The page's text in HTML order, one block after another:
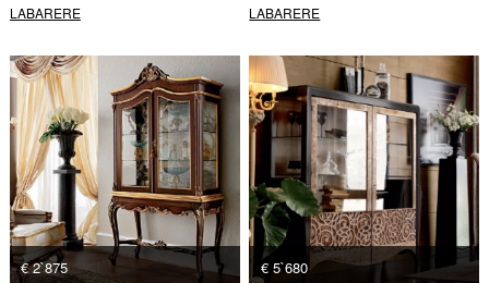
LABARERE LABARERE
€ 2`875 € 5`680